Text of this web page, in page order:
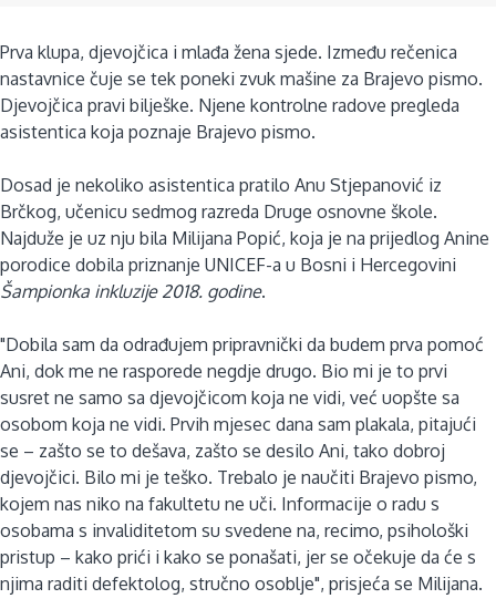
Prva klupa, djevojčica i mlađa žena sjede. Između rečenica
nastavnice čuje se tek poneki zvuk mašine za Brajevo pismo.
Djevojčica pravi bilješke. Njene kontrolne radove pregleda
asistentica koja poznaje Brajevo pismo.
Dosad je nekoliko asistentica pratilo Anu Stjepanović iz
Brčkog, učenicu sedmog razreda Druge osnovne škole.
Najduže je uz nju bila Milijana Popić, koja je na prijedlog Anine
porodice dobila priznanje UNICEF-a u Bosni i Hercegovini
Šampionka inkluzije 2018. godine.
"Dobila sam da odrađujem pripravnički da budem prva pomoć
Ani, dok me ne rasporede negdje drugo. Bio mi je to prvi
susret ne samo sa djevojčicom koja ne vidi, već uopšte sa
osobom koja ne vidi. Prvih mjesec dana sam plakala, pitajući
se – zašto se to dešava, zašto se desilo Ani, tako dobroj
djevojčici. Bilo mi je teško. Trebalo je naučiti Brajevo pismo,
kojem nas niko na fakultetu ne uči. Informacije o radu s
osobama s invaliditetom su svedene na, recimo, psihološki
pristup – kako prići i kako se ponašati, jer se očekuje da će s
njima raditi defektolog, stručno osoblje", prisjeća se Milijana.